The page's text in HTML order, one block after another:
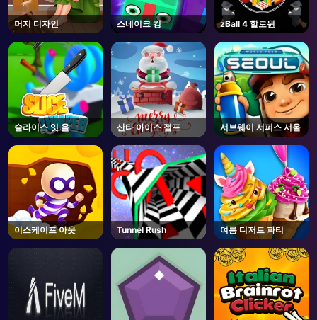
AD
머지 디자인 스네이크 킹 zBall 4 할로윈
슬라이스 잇 올 산타 아이스 점프 서브웨이 서퍼스 서울
이스케이프 아웃 Tunnel Rush 여름 디저트 파티